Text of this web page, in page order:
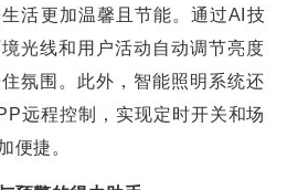
活更加温馨且节能。通过AI技
光线和用户活动自动调节亮度
氛围。此外，智能照明系统还
远程控制，实现定时开关和场
便捷。